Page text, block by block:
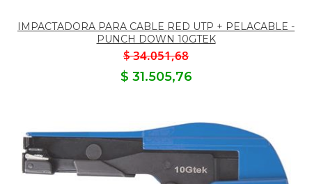
IMPACTADORA PARA CABLE RED UTP + PELACABLE -
PUNCH DOWN 10GTEK
$ 34.051,68
$ 31.505,76